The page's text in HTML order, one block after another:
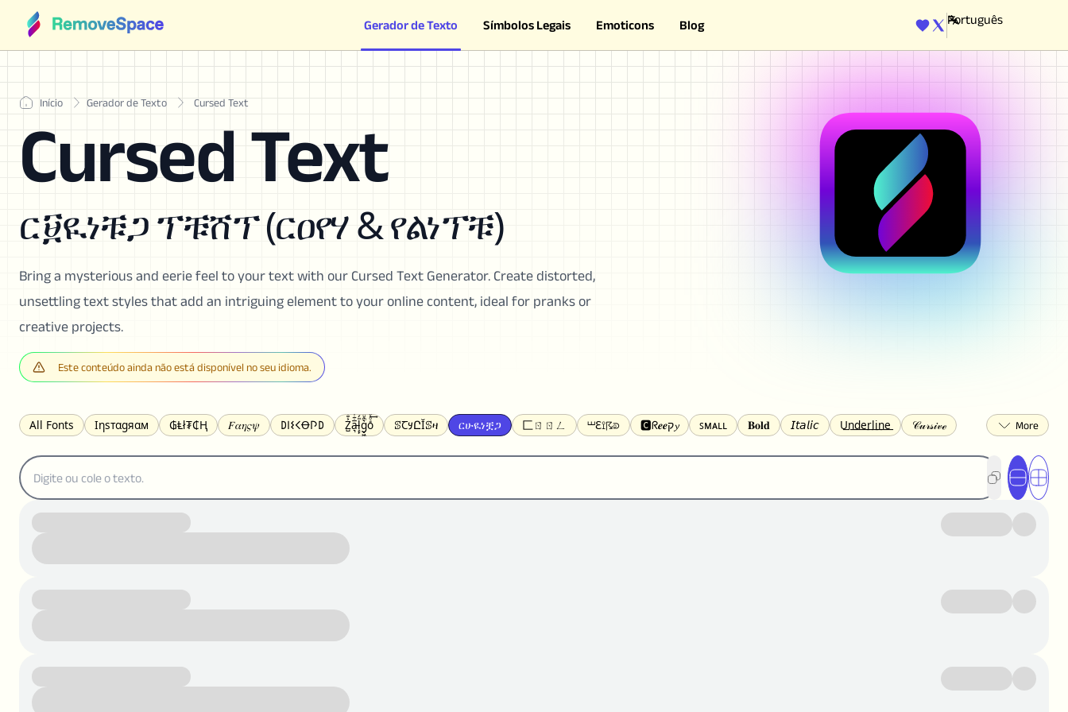
Gerador de Texto Símbolos Legais Emoticons Blog ENGINE
Início Gerador de Texto Cursed Text
Cursed Text
ር፱ዪነቹጋ ፕቹሸፕ (ርዐየሃ & የልነፕቹ)
Bring a mysterious and eerie feel to your text with our Cursed Text Generator. Create distorted,
unsettling text styles that add an intriguing element to your online content, ideal for pranks or
creative projects.
Este conteúdo ainda não está disponível no seu idioma.
All Fonts Ιηѕтαgяαм ₲Ⱡł₮₵Ⱨ 𝐹𝛼𝜂𝜍𝜓 𐌃𐌉𐌔𐌂Ꝋ𐌐𐌃 Z̺͐̐a̵͉̅͋̇l̝̙̎́g̬͖̣͉͛ͫͧͅoͣͦͮ͢͠ ꕷꞆ𐒦ԸĬꕷዛ ርሁዪነቿጋ 匚ㄖㄖㄥ ⏙ℇ⟟☈⟄ 🅲ᖇ𝒆𝒆ק𝔂 ꜱᴍᴀʟʟ 𝐁𝐨𝐥𝐝 𝘐𝘵𝘢𝘭𝘪𝘤 U͟n͟d͟e͟r͟l͟i͟n͟e͟
𝒞𝓊𝓇𝓈𝒾𝓋ℯ